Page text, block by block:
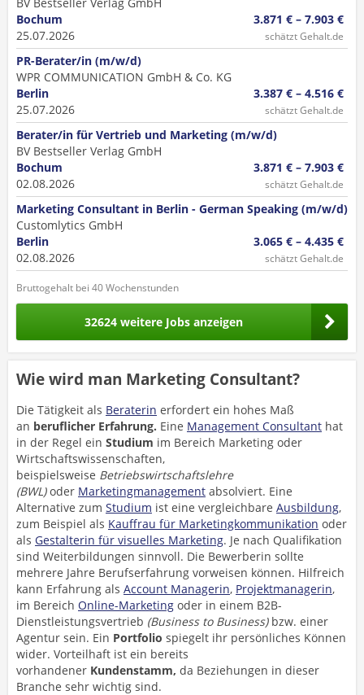
Bochum
25.07.2026
3.871 € – 7.903 €
schätzt Gehalt.de
PR-Berater/in (m/w/d)
WPR COMMUNICATION GmbH & Co. KG
Berlin
25.07.2026
3.387 € – 4.516 €
schätzt Gehalt.de
Berater/in für Vertrieb und Marketing (m/w/d)
BV Bestseller Verlag GmbH
Bochum
02.08.2026
3.871 € – 7.903 €
schätzt Gehalt.de
Marketing Consultant in Berlin - German Speaking (m/w/d)
Customlytics GmbH
Berlin
02.08.2026
3.065 € – 4.435 €
schätzt Gehalt.de
Bruttogehalt bei 40 Wochenstunden
32624 weitere Jobs anzeigen
Wie wird man Marketing Consultant?
Die Tätigkeit als Beraterin erfordert ein hohes Maß
an beruflicher Erfahrung. Eine Management Consultant hat
in der Regel ein Studium im Bereich Marketing oder
Wirtschaftswissenschaften,
beispielsweise Betriebswirtschaftslehre
(BWL)oder Marketingmanagement absolviert. Eine
Alternative zum Studium ist eine vergleichbare Ausbildung,
zum Beispiel als Kauffrau für Marketingkommunikation oder
als Gestalterin für visuelles Marketing. Je nach Qualifikation
sind Weiterbildungen sinnvoll. Die Bewerberin sollte
mehrere Jahre Berufserfahrung vorweisen können. Hilfreich
kann Erfahrung als Account Managerin, Projektmanagerin,
im Bereich Online-Marketing oder in einem B2B-
Dienstleistungsvertrieb (Business to Business)bzw. einer
Agentur sein. Ein Portfolio spiegelt ihr persönliches Können
wider. Vorteilhaft ist ein bereits
vorhandener Kundenstamm, da Beziehungen in dieser
Branche sehr wichtig sind.